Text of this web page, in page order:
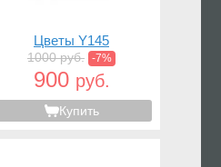
Цветы Y145
1000 руб. -7%
900 руб.
Купить